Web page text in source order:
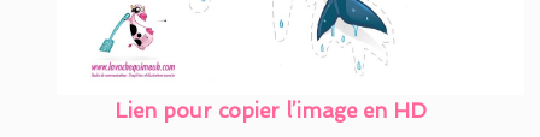
Lien pour copier l’image en HD